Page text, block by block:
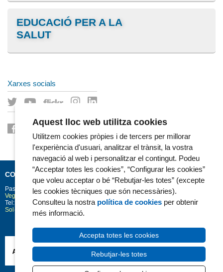
EDUCACIÓ PER A LA
SALUT
Xarxes socials
CONTACTE
Passeig Marítim 25-29 Barcelona 08003
Vegeu la situació a Google Maps
Tel: 93 248 30 00 · Fax: 93 248 32 54
Sol·licitud d'informació
Aquest lloc web utilitza cookies
Utilitzem cookies pròpies i de tercers per millorar
l'experiència d'usuari, analitzar el trànsit, la vostra
navegació al web i personalitzar el contingut. Podeu
“Acceptar totes les cookies”, “Configurar les cookies”
que voleu acceptar o bé “Rebutjar-les totes” (excepte
les cookies tècniques que són necessàries).
Consulteu la nostra política de cookies per obtenir
més informació.
Accepta totes les cookies
Rebutjar-les totes